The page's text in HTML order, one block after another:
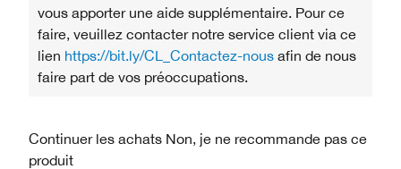
vous apporter une aide supplémentaire. Pour ce
faire, veuillez contacter notre service client via ce
lien https://bit.ly/CL_Contactez-nous afin de nous
faire part de vos préoccupations.
Continuer les achats Non, je ne recommande pas ce
produit